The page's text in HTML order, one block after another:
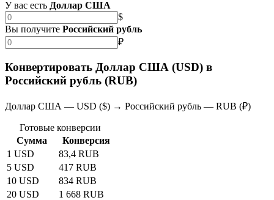
У вас есть Доллар США
$
Вы получите Российский рубль
₽
Конвертировать Доллар США (USD) в
Российский рубль (RUB)
Доллар США — USD ($) → Российский рубль — RUB (₽)
Готовые конверсии
Сумма
Конверсия
1 USD
83,4 RUB
5 USD
417 RUB
10 USD
834 RUB
20 USD
1 668 RUB